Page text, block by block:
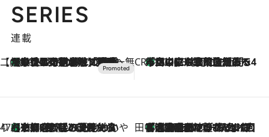
SERIES
連載
【CREA×星野リゾート】唯一無二。癒しと発見が待つ場所へ
2026.8.7
【トンボの足水浴】ヒノキの香りに包まれて涼感マックス！約13℃の湧水かけ流しを避暑地「星野温泉 トンボの湯」で体験 CREA'S CHOICE
2026.8.7
「立川にも歌舞伎があるんだよ」 片岡仁左衛門・市川中車ら豪華座組みで4年目の立川立飛歌舞伎へ
47都道府県の手みやげ ひんやりスイーツで夏を満喫
2026.8.7
【京都府】この夏絶対食べたい 冷やしておいしいおやつ3選 ひと口目から心を掴む新緑のテリーヌ 田中稲の勝手に再ブーム
2026.8.7
「湘南乃風に憧れて」観客大盛上がりの“タオル回し”に、ラッパー顔負けの高速歌唱まで…さだまさし（74）のアグレッシブすぎる現在地